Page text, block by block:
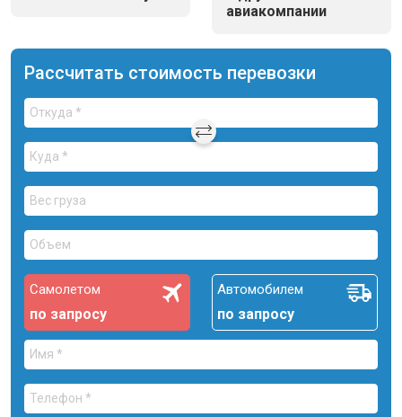
авиакомпании
Рассчитать стоимость перевозки
Самолетом
по запросу
Автомобилем
по запросу